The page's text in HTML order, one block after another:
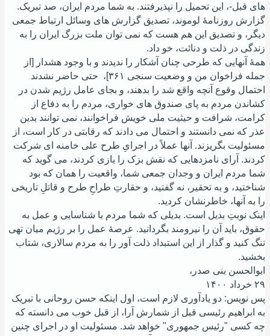
های قبل-، این تحمیل را نپذیرفتند. به شما مردم ایران، صد تبریک.
گزارش روزنامۀ لوموند، تصدیق گزارش های وسائل ارتباط جمعی
دیگر، و تصدیق این هم هست که نمی توان ملت بزرگ ایران را به
زندگی در ذلت و دنائت، خو داد.
همۀ آنهایی که طرحی چنان آشکار را ندیدند و با وجود هشدار [از
جمله فراخوان من و وضعیت سنجی ۳۶۱]، حتی حاضر نشدند
احتمال وقوع آنچه واقع شد را بدهند، و بجای عامل رژیم شدن در
کشاندن مردم به پای صندوق های خواری، مردم را به دفاع از
کرامت، شرافت و حیثیت ملی خویش فراخوانند، نمی توانند بدین
عذر که نمی دانستند و احتمال می دادند که رقابتی در کار است، از
مسئولیت بگریزند. آنها عملاً در اجرایِ طرح علی خامنه ای شرکت
کردند. آرای نامزدهایی که نقش بزک را بازی کردند، می گوید که
شما مردم ایران و وجدان جمعی شما، واقعیت را همان که بود
شناختید، و به تحقیر، نه گفتید، و حقارتِ طراحِ طرح و قاتلِ تاریخی
را به آنها، خاطرنشان کردید.
اینک نوبتِ بدیل است. بدیلی که شما مردم با شناسایی و عمل به
حقوق، باید آن را نیرومند بگردانید. عرصۀ عمل را بر رژیم میان تهی
تنگ کنید و گذار از این استبداد ذلت آور را به مردم سالاری، شتاب
بخشید.
ابوالحسن بنی صدر،
۲۹ خرداد ۱۴۰۰
پس نویس: دو یادآوری لازم است، اول اینکه حسن روحانی با تبریک
به ابراهیم رئیسی قبل از شمارش آرا، از قبل خوب می دانسته که
چه کسی "رئیس جمهوری" خواهد شد. مسئولیت او در اجرای چنین